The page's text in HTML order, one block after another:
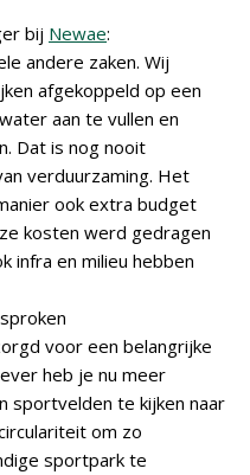
bij Newae:
andere zaken. Wij
afgekoppeld op een
aan te vullen en
Dat is nog nooit
verduurzaming. Het
ook extra budget
kosten werd gedragen
infra en milieu hebben
voor een belangrijke
heb je nu meer
sportvelden te kijken naar
om zo
sportpark te